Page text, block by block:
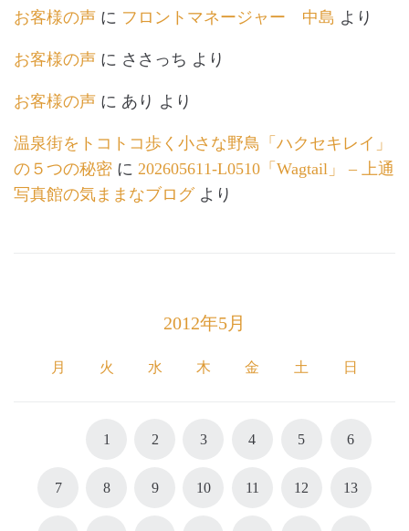
お客様の声 に フロントマネージャー 中島 より
お客様の声 に ささっち より
お客様の声 に あり より
温泉街をトコトコ歩く小さな野鳥「ハクセキレイ」
の５つの秘密 に 202605611-L0510「Wagtail」 – 上通
写真館の気ままなブログより
2012年5月
月 火 水 木 金 土 日
1 2 3 4 5 6
7 8 9 10 11 12 13